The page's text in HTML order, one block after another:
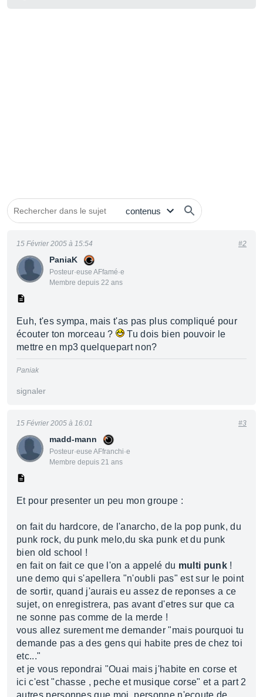
PaniaK
Posteur·euse AFfamé·e
Membre depuis 22 ans
15 Février 2005 à 15:54 #2
Euh, t'es sympa, mais t'as pas plus compliqué pour
écouter ton morceau ?
Tu dois bien pouvoir le
mettre en mp3 quelquepart non?
Paniak
signaler
madd-mann
Posteur·euse AFfranchi·e
Membre depuis 21 ans
15 Février 2005 à 16:01 #3
Et pour presenter un peu mon groupe :
on fait du hardcore, de l'anarcho, de la pop punk, du
punk rock, du punk melo,du ska punk et du punk
bien old school !
en fait on fait ce que l'on a appelé du multi punk !
une demo qui s'apellera "n'oubli pas" est sur le point
de sortir, quand j'aurais eu assez de reponses a ce
sujet, on enregistrera, pas avant d'etres sur que ca
ne sonne pas comme de la merde !
vous allez surement me demander "mais pourquoi tu
demande pas a des gens qui habite pres de chez toi
etc..."
et je vous repondrai "Ouai mais j'habite en corse et
ici c'est "chasse , peche et musique corse" et a part 2
autres personnes que moi, personne n'ecoute de